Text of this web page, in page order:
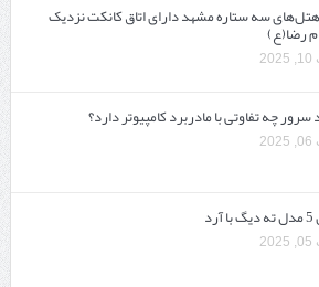
سه ستاره مشهد دارای اتاق کانکت نزدیک
رضا(ع)
سرور چه تفاوتی با مادربرد کامپیوتر دارد؟